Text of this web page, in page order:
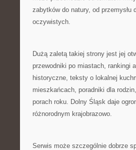
zabytków do natury, od
oczywistych.
Dużą zaletą takiej strony jest jej
przewodniki po miastach, rankingi
historyczne, teksty o lokalnej
mieszkańcach, poradniki dla
porach roku. Dolny Śląsk daje
różnorodnym krajobrazowo.
Serwis może szczególnie dobrze